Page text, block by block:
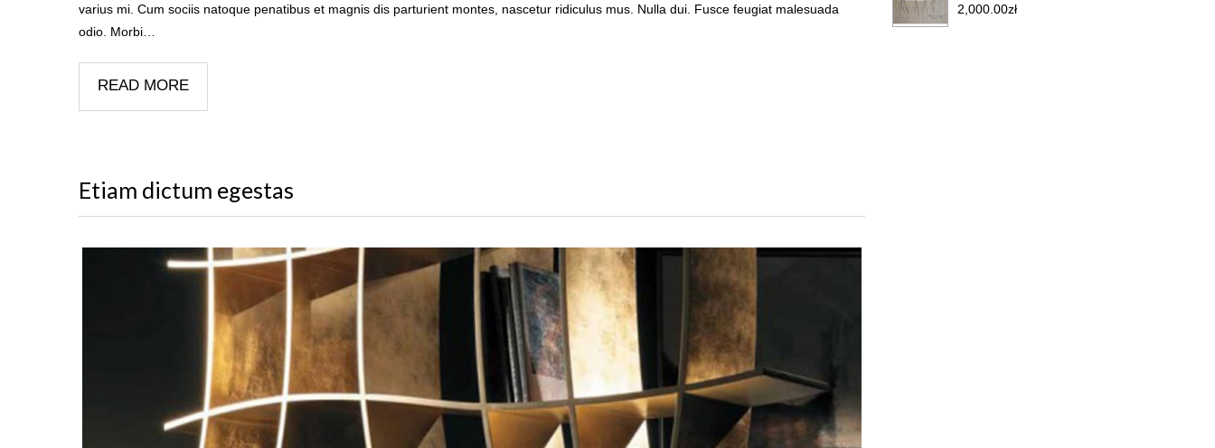
varius mi. Cum sociis natoque penatibus et magnis dis parturient montes, nascetur ridiculus mus. Nulla dui. Fusce feugiat malesuada
odio. Morbi…
READ MORE
Etiam dictum egestas
2,000.00zł